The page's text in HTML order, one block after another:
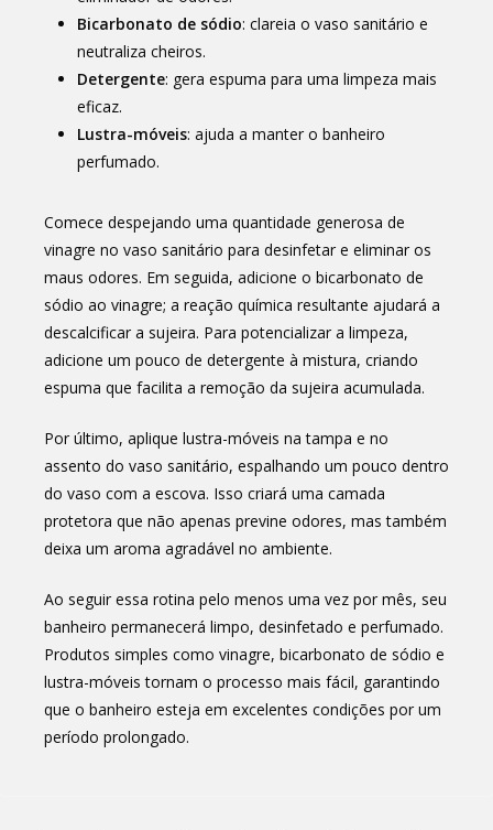
Bicarbonato de sódio: clareia o vaso sanitário e
neutraliza cheiros.
Detergente: gera espuma para uma limpeza mais
eficaz.
Lustra-móveis: ajuda a manter o banheiro
perfumado.
Comece despejando uma quantidade generosa de
vinagre no vaso sanitário para desinfetar e eliminar os
maus odores. Em seguida, adicione o bicarbonato de
sódio ao vinagre; a reação química resultante ajudará a
descalcificar a sujeira. Para potencializar a limpeza,
adicione um pouco de detergente à mistura, criando
espuma que facilita a remoção da sujeira acumulada.
Por último, aplique lustra-móveis na tampa e no
assento do vaso sanitário, espalhando um pouco dentro
do vaso com a escova. Isso criará uma camada
protetora que não apenas previne odores, mas também
deixa um aroma agradável no ambiente.
Ao seguir essa rotina pelo menos uma vez por mês, seu
banheiro permanecerá limpo, desinfetado e perfumado.
Produtos simples como vinagre, bicarbonato de sódio e
lustra-móveis tornam o processo mais fácil, garantindo
que o banheiro esteja em excelentes condições por um
período prolongado.